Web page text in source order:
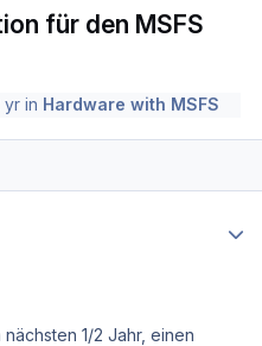
für den MSFS
yr in Hardware with MSFS
1/2 Jahr, einen